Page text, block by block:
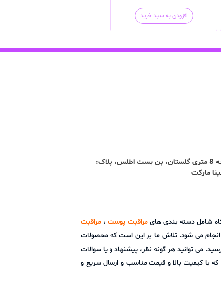
افزودن به سبد خرید
آدرس : تبریز، ائل گلی، کوچه 8 متری گلستان، بن بست اطلس، پلاک:
شامل دسته بندی هایمراقبت پوست، مراقبت
انجام می شود. تلاش ما بر این است که محصولات
می توانید هر گونه نظر، پیشنهاد و یا سوالات
است و امید دارد که با کیفیت بالا و قیمت مناسب و ارسال سریع و